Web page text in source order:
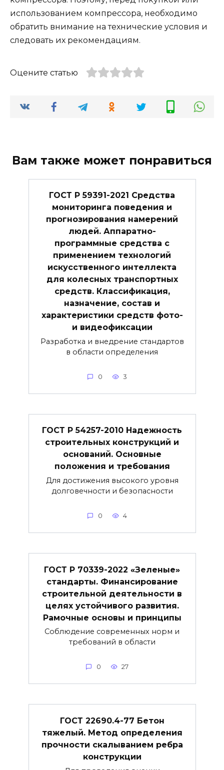
использованием компрессора, необходимо
обратить внимание на технические условия и
следовать их рекомендациям.
Оцените статью
Вам также может понравиться
ГОСТ Р 59391-2021 Средства
мониторинга поведения и
прогнозирования намерений
людей. Аппаратно-
программные средства с
применением технологий
искусственного интеллекта
для колесных транспортных
средств. Классификация,
назначение, состав и
характеристики средств фото-
и видеофиксации
Разработка и внедрение стандартов
в области определения
0 3
ГОСТ Р 54257-2010 Надежность
строительных конструкций и
оснований. Основные
положения и требования
Для достижения высокого уровня
долговечности и безопасности
0 4
ГОСТ Р 70339-2022 «Зеленые»
стандарты. Финансирование
строительной деятельности в
целях устойчивого развития.
Рамочные основы и принципы
Соблюдение современных норм и
требований в области
0 27
ГОСТ 22690.4-77 Бетон
тяжелый. Метод определения
прочности скалыванием ребра
конструкции